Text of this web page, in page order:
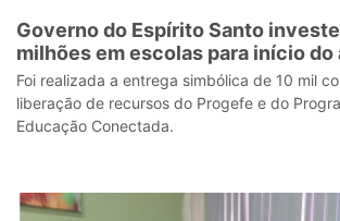
Governo do Espírito Santo
milhões em escolas para início
2023
Foi realizada a entrega simbólica de 10 mil
liberação de recursos do Progefe e do
Educação Conectada.